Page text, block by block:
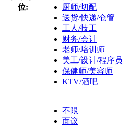
位:
厨师/切配
送货/快递/仓管
工人/技工
财务/会计
老师/培训师
美工/设计/程序员
保健师/美容师
KTV/酒吧
不限
面议